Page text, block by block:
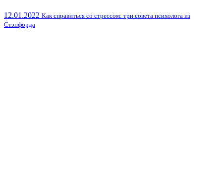
12.01.2022 Как справиться со стрессом: три совета психолога из
Стэнфорда